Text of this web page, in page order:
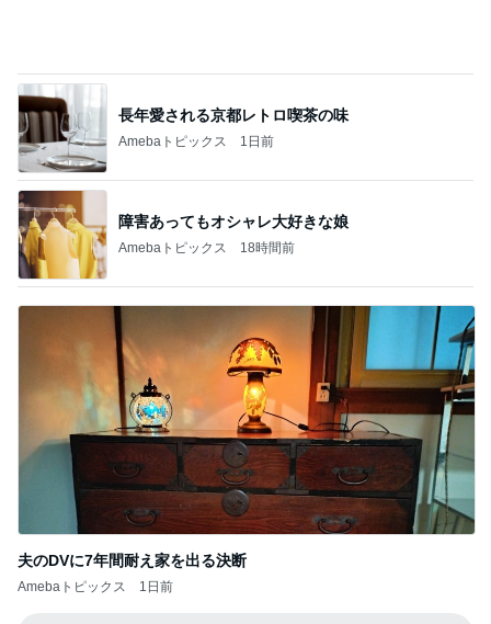
障害あってもオシャレ大好きな娘
Amebaトピックス 18時間前
夫のDVに7年間耐え家を出る決断
Amebaトピックス 1日前
記事を読む